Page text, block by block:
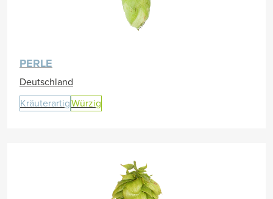
PERLE
Deutschland
KräuterartigWürzig